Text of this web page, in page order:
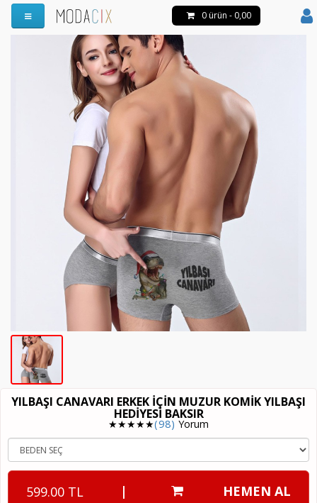
Menüyü Aç 0 ürün - 0,00
YILBAŞI CANAVARI ERKEK IÇIN MUZUR KOMIK YILBAŞI
HEDIYESI BAKSIR
★★★★★(98) Yorum
599.00 TL | HEMEN AL